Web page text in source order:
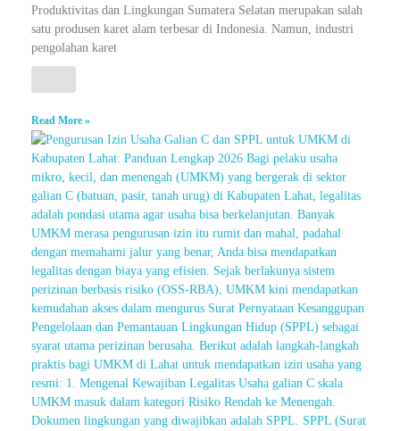
Produktivitas dan Lingkungan Sumatera Selatan merupakan salah
satu produsen karet alam terbesar di Indonesia. Namun, industri
pengolahan karet
Read More »